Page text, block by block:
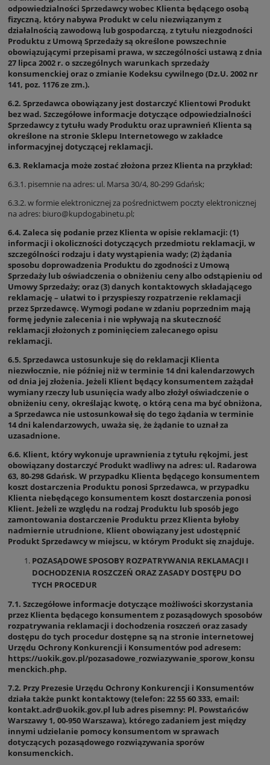
odpowiedzialności Sprzedawcy wobec Klienta będącego osobą
fizyczną, który nabywa Produkt w celu niezwiązanym z
działalnością zawodową lub gospodarczą, z tytułu niezgodności
Produktu z Umową Sprzedaży są określone powszechnie
obowiązującymi przepisami prawa, w szczególności ustawą z dnia
27 lipca 2002 r. o szczególnych warunkach sprzedaży
konsumenckiej oraz o zmianie Kodeksu cywilnego (Dz.U. 2002 nr
141, poz. 1176 ze zm.).
6.2. Sprzedawca obowiązany jest dostarczyć Klientowi Produkt
bez wad. Szczegółowe informacje dotyczące odpowiedzialności
Sprzedawcy z tytułu wady Produktu oraz uprawnień Klienta są
określone na stronie Sklepu Internetowego w zakładce
informacyjnej dotyczącej reklamacji.
6.3. Reklamacja może zostać złożona przez Klienta na przykład:
6.3.1. pisemnie na adres: ul. Marsa 30/4, 80-299 Gdańsk;
6.3.2. w formie elektronicznej za pośrednictwem poczty elektronicznej
na adres: biuro@kupdogabinetu.pl;
6.4. Zaleca się podanie przez Klienta w opisie reklamacji: (1)
informacji i okoliczności dotyczących przedmiotu reklamacji, w
szczególności rodzaju i daty wystąpienia wady; (2) żądania
sposobu doprowadzenia Produktu do zgodności z Umową
Sprzedaży lub oświadczenia o obniżeniu ceny albo odstąpieniu od
Umowy Sprzedaży; oraz (3) danych kontaktowych składającego
reklamację – ułatwi to i przyspieszy rozpatrzenie reklamacji
przez Sprzedawcę. Wymogi podane w zdaniu poprzednim mają
formę jedynie zalecenia i nie wpływają na skuteczność
reklamacji złożonych z pominięciem zalecanego opisu
reklamacji.
6.5. Sprzedawca ustosunkuje się do reklamacji Klienta
niezwłocznie, nie później niż w terminie 14 dni kalendarzowych
od dnia jej złożenia. Jeżeli Klient będący konsumentem zażądał
wymiany rzeczy lub usunięcia wady albo złożył oświadczenie o
obniżeniu ceny, określając kwotę, o którą cena ma być obniżona,
a Sprzedawca nie ustosunkował się do tego żądania w terminie
14 dni kalendarzowych, uważa się, że żądanie to uznał za
uzasadnione.
6.6. Klient, który wykonuje uprawnienia z tytułu rękojmi, jest
obowiązany dostarczyć Produkt wadliwy na adres: ul. Radarowa
63, 80-298 Gdańsk. W przypadku Klienta będącego konsumentem
koszt dostarczenia Produktu ponosi Sprzedawca, w przypadku
Klienta niebędącego konsumentem koszt dostarczenia ponosi
Klient. Jeżeli ze względu na rodzaj Produktu lub sposób jego
zamontowania dostarczenie Produktu przez Klienta byłoby
nadmiernie utrudnione, Klient obowiązany jest udostępnić
Produkt Sprzedawcy w miejscu, w którym Produkt się znajduje.
POZASĄDOWE SPOSOBY ROZPATRYWANIA REKLAMACJI I
DOCHODZENIA ROSZCZEŃ ORAZ ZASADY DOSTĘPU DO
TYCH PROCEDUR
7.1. Szczegółowe informacje dotyczące możliwości skorzystania
przez Klienta będącego konsumentem z pozasądowych sposobów
rozpatrywania reklamacji i dochodzenia roszczeń oraz zasady
dostępu do tych procedur dostępne są na stronie internetowej
Urzędu Ochrony Konkurencji i Konsumentów pod adresem:
https://uokik.gov.pl/pozasadowe_rozwiazywanie_sporow_konsu
menckich.php.
7.2. Przy Prezesie Urzędu Ochrony Konkurencji i Konsumentów
działa także punkt kontaktowy (telefon: 22 55 60 333, email:
kontakt.adr@uokik.gov.pl lub adres pisemny: Pl. Powstańców
Warszawy 1, 00-950 Warszawa), którego zadaniem jest między
innymi udzielanie pomocy konsumentom w sprawach
dotyczących pozasądowego rozwiązywania sporów
konsumenckich.